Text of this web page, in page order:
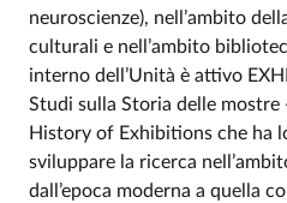
neuroscienze), nell’ambito
culturali e nell’ambito
interno dell’Unità è attivo
Studi sulla Storia delle mostre
History of Exhibitions che ha
sviluppare la ricerca
dall’epoca moderna a quella